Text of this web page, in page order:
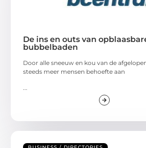
De ins en outs van
bubbelbaden
Door alle sneeuw en kou van de
steeds meer mensen behoefte aan